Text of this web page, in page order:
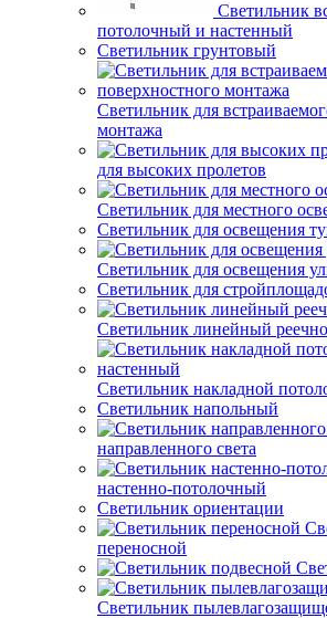
Светильник
потолочный и настенный
Светильник грунтовый
Светильник для
монтажа
для высоких пролетов
Светильник для местного
Светильник для освещения
Светильник для освещения
Светильник для
Светильник линейный
Светильник накладной
Светильник напольный
направленного света
настенно-потолочный
Светильник ориентации
переносной
Светильник